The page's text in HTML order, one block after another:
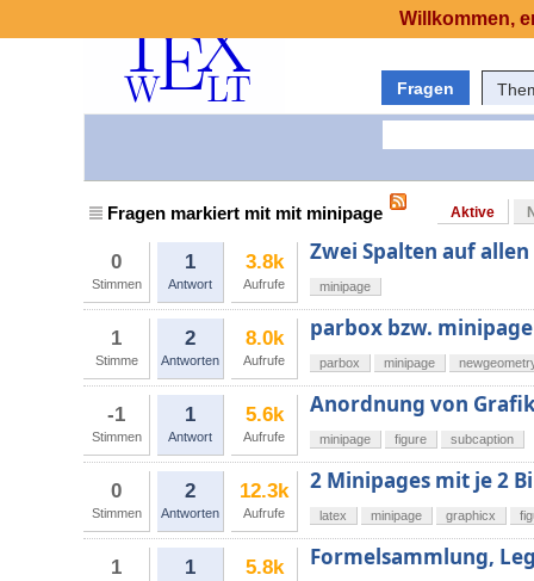
Fragen
Fragen markiert mit mit minipage Aktive
0
Stimmen
1
Antwort
3.8k
Aufrufe
Zwei Spalten auf allen
minipage
1
Stimme
2
Antworten
8.0k
Aufrufe
parbox bzw.
parbox minipage
-1
Stimmen
1
Antwort
5.6k
Aufrufe
Anordnung von
minipage figure subcaption
0
Stimmen
2
Antworten
12.3k
Aufrufe
2 Minipages mit je 2
latex minipage graphicx
1 1 5.8k Formelsammlung,
Willkommen,